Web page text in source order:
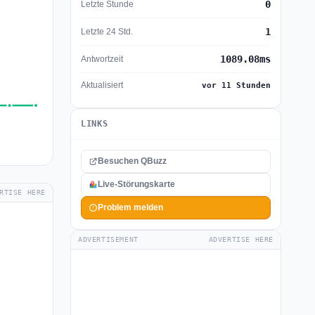
HERE
Letzte Stunde 0
Letzte 24 Std. 1
Antwortzeit 1089.08ms
Aktualisiert vor 11 Stunden
LINKS
Besuchen QBuzz
Live-Störungskarte
Problem melden
ADVERTISEMENT ADVERTISE HERE